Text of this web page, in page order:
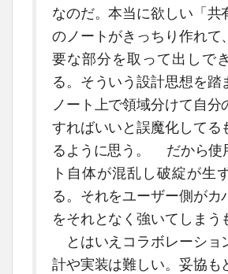
なのだ。本当に欲しい「共
のノートがきっちり作れて
要な部分を取って出しで
る。そういう設計思想を踏
ノート上で領域分けて自分
すればいいと誤魔化してる
るように思う。 だから使
ト自体が混乱し破綻が生
る。それをユーザー側がカ
をそれとなく強いてしまう
とはいえコラボレーショ
計や実装は難しい。妥協も